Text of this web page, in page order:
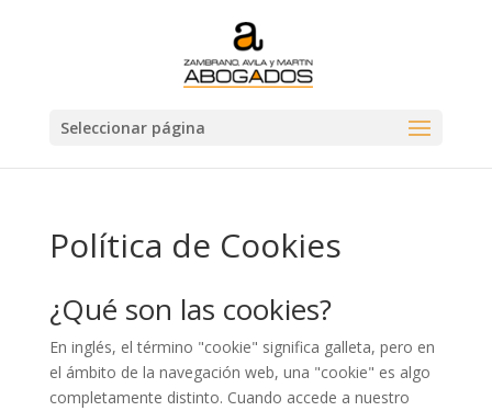
Seleccionar página
Política de Cookies
¿Qué son las cookies?
En inglés, el término "cookie" significa galleta, pero en
el ámbito de la navegación web, una "cookie" es algo
completamente distinto. Cuando accede a nuestro